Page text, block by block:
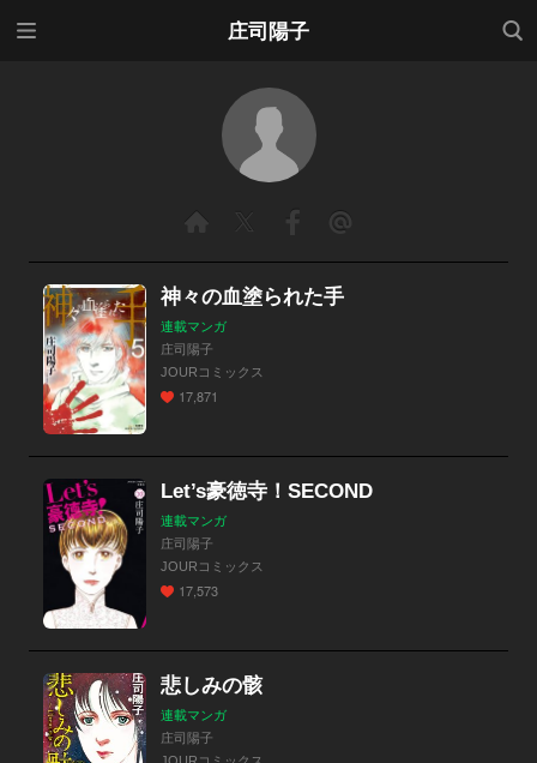
庄司陽子
検索
神々の血塗られた手
連載マンガ
庄司陽子
JOURコミックス
17,871
Let’s豪徳寺！SECOND
連載マンガ
庄司陽子
JOURコミックス
17,573
悲しみの骸
連載マンガ
庄司陽子